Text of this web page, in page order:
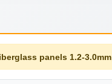
panels 1.2-3.0mm